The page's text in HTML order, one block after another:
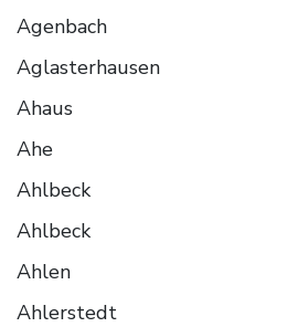
Agenbach
Aglasterhausen
Ahaus
Ahe
Ahlbeck
Ahlbeck
Ahlen
Ahlerstedt